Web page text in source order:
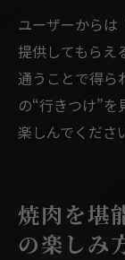
ユーザーからは
提供してもらえ
通うことで得ら
の“行きつけ”
楽しんでくださ
焼肉を堪
の楽しみ